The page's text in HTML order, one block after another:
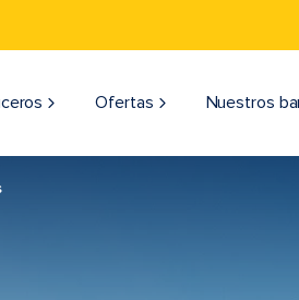
Ofertas Nuestros